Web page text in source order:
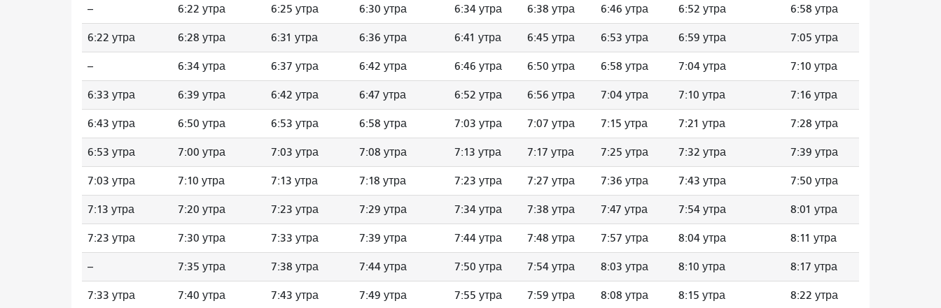
-- 6:22 утра 6:25 утра 6:30 утра 6:34 утра 6:38 утра 6:46 утра 6:52 утра 6:58 утра
6:22 утра 6:28 утра 6:31 утра 6:36 утра 6:41 утра 6:45 утра 6:53 утра 6:59 утра 7:05 утра
-- 6:34 утра 6:37 утра 6:42 утра 6:46 утра 6:50 утра 6:58 утра 7:04 утра 7:10 утра
6:33 утра 6:39 утра 6:42 утра 6:47 утра 6:52 утра 6:56 утра 7:04 утра 7:10 утра 7:16 утра
6:43 утра 6:50 утра 6:53 утра 6:58 утра 7:03 утра 7:07 утра 7:15 утра 7:21 утра 7:28 утра
6:53 утра 7:00 утра 7:03 утра 7:08 утра 7:13 утра 7:17 утра 7:25 утра 7:32 утра 7:39 утра
7:03 утра 7:10 утра 7:13 утра 7:18 утра 7:23 утра 7:27 утра 7:36 утра 7:43 утра 7:50 утра
7:13 утра 7:20 утра 7:23 утра 7:29 утра 7:34 утра 7:38 утра 7:47 утра 7:54 утра 8:01 утра
7:23 утра 7:30 утра 7:33 утра 7:39 утра 7:44 утра 7:48 утра 7:57 утра 8:04 утра 8:11 утра
-- 7:35 утра 7:38 утра 7:44 утра 7:50 утра 7:54 утра 8:03 утра 8:10 утра 8:17 утра
7:33 утра 7:40 утра 7:43 утра 7:49 утра 7:55 утра 7:59 утра 8:08 утра 8:15 утра 8:22 утра